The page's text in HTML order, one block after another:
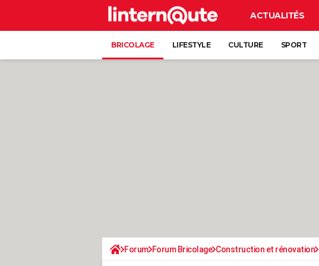
ACTUALITÉS
BRICOLAGE LIFESTYLE CULTURE SPORT
Forum Forum Bricolage Construction et rénovation